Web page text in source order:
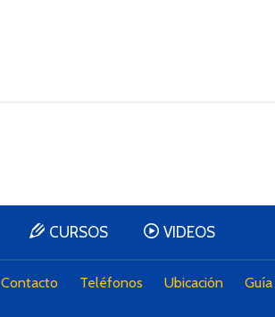
CURSOS VIDEOS
Contacto Teléfonos Ubicación